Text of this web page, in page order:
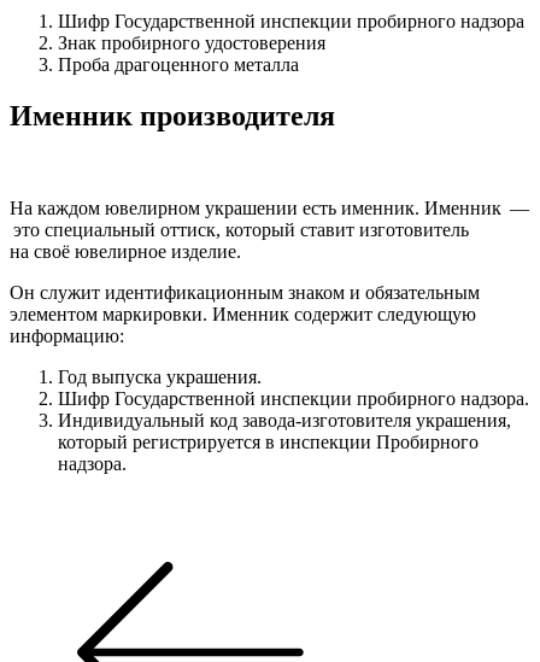
Шифр Государственной инспекции пробирного надзора
Знак пробирного удостоверения
Проба драгоценного металла
Именник производителя
На каждом ювелирном украшении есть именник. Именник —
это специальный оттиск, который ставит изготовитель
на своё ювелирное изделие.
Он служит идентификационным знаком и обязательным
элементом маркировки. Именник содержит следующую
информацию:
Год выпуска украшения.
Шифр Государственной инспекции пробирного надзора.
Индивидуальный код завода-изготовителя украшения,
который регистрируется в инспекции Пробирного
надзора.